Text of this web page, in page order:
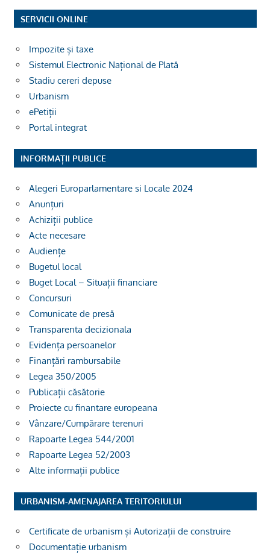
SERVICII ONLINE
Impozite și taxe
Sistemul Electronic Național de Plată
Stadiu cereri depuse
Urbanism
ePetiții
Portal integrat
INFORMAȚII PUBLICE
Alegeri Europarlamentare si Locale 2024
Anunțuri
Achiziții publice
Acte necesare
Audiențe
Bugetul local
Buget Local – Situații financiare
Concursuri
Comunicate de presă
Transparenta decizionala
Evidența persoanelor
Finanțări rambursabile
Legea 350/2005
Publicații căsătorie
Proiecte cu finantare europeana
Vânzare/Cumpărare terenuri
Rapoarte Legea 544/2001
Rapoarte Legea 52/2003
Alte informații publice
URBANISM-AMENAJAREA TERITORIULUI
Certificate de urbanism și Autorizații de construire
Documentație urbanism